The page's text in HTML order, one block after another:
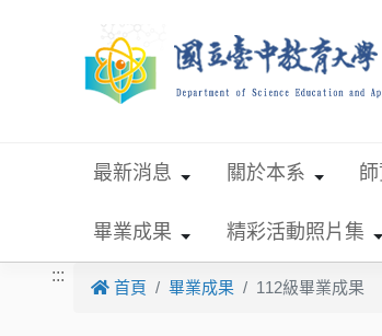
最新消息 關於本系
畢業成果 精彩活動照片集
:::
首頁 畢業成果 112級畢業成果